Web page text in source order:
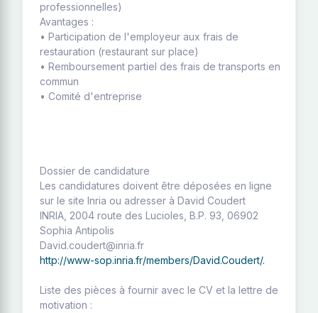
professionnelles)
Avantages :
• Participation de l'employeur aux frais de
restauration (restaurant sur place)
• Remboursement partiel des frais de transports en
commun
• Comité d'entreprise
Dossier de candidature
Les candidatures doivent être déposées en ligne
sur le site Inria ou adresser à David Coudert
INRIA, 2004 route des Lucioles, B.P. 93, 06902
Sophia Antipolis
David.coudert@inria.fr
http://www-sop.inria.fr/members/David.Coudert/.
Liste des pièces à fournir avec le CV et la lettre de
motivation :